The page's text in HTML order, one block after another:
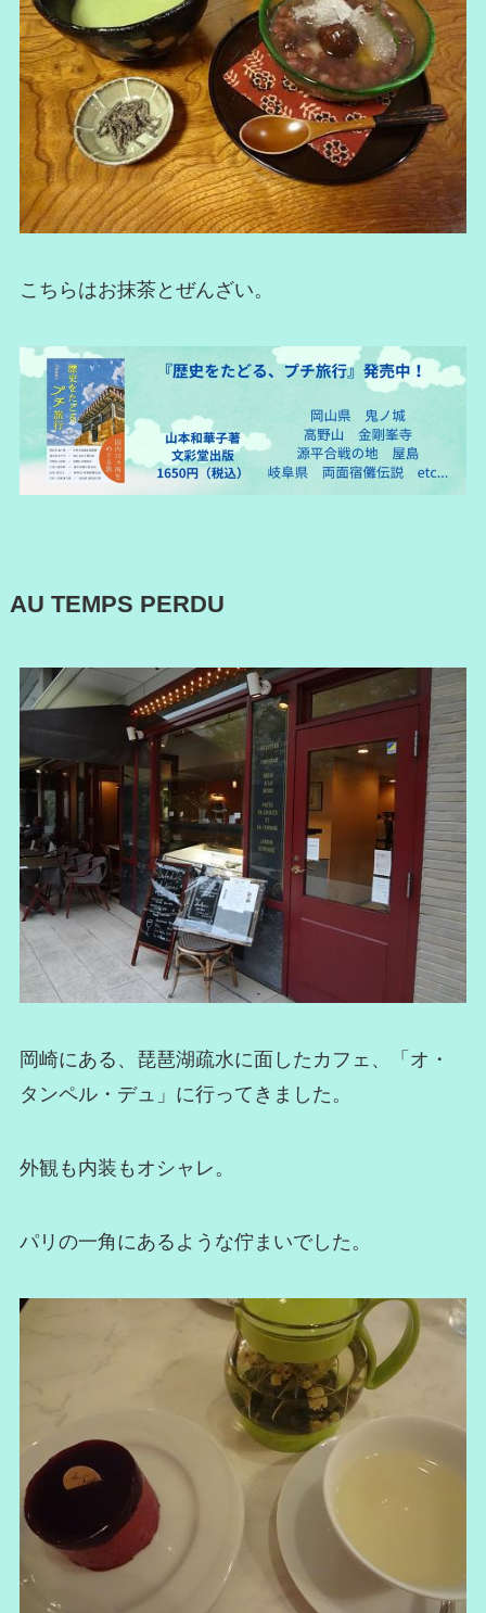
こちらはお抹茶とぜんざい。
AU TEMPS PERDU
岡崎にある、琵琶湖疏水に面したカフェ、「オ・
タンペル・デュ」に行ってきました。
外観も内装もオシャレ。
パリの一角にあるような佇まいでした。